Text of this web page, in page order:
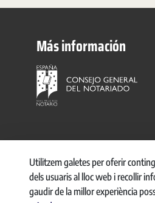
Más información
Utilitzem galetes per oferir
dels usuaris al lloc web i recollir
gaudir de la millor experiència